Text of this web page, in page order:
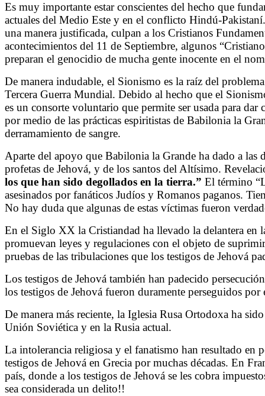
Es muy importante estar conscientes del hecho que
actuales del Medio Este y en el conflicto Hindú-
una manera justificada, culpan a los Cristianos
acontecimientos del 11 de Septiembre, algunos
preparan el genocidio de mucha gente inocente en el
De manera indudable, el Sionismo es la raíz del
Tercera Guerra Mundial. Debido al hecho que el
es un consorte voluntario que permite ser usada para
por medio de las prácticas espiritistas de Babilonia la
derramamiento de sangre.
Aparte del apoyo que Babilonia la Grande ha dado a las
profetas de Jehová, y de los santos del Altísimo.
los que han sido degollados en la tierra.” El término
asesinados por fanáticos Judíos y Romanos paganos.
No hay duda que algunas de estas víctimas fueron
En el Siglo XX la Cristiandad ha llevado la delantera en
promuevan leyes y regulaciones con el objeto de
pruebas de las tribulaciones que los testigos de Jehová
Los testigos de Jehová también han padecido
los testigos de Jehová fueron duramente perseguidos
De manera más reciente, la Iglesia Rusa Ortodoxa ha
Unión Soviética y en la Rusia actual.
La intolerancia religiosa y el fanatismo han resultado en
testigos de Jehová en Grecia por muchas décadas. En
país, donde a los testigos de Jehová se les cobra
sea considerada un delito!!